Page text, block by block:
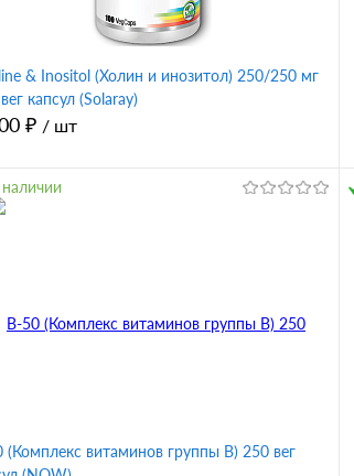
& Inositol (Холин и инозитол) 250/250 мг
капсул (Solaray)
₽ / шт
(Комплекс витаминов группы B) 250 вег